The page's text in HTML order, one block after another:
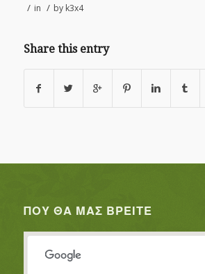
/ in / by k3x4
Share this entry
ΠΟΥ ΘΑ ΜΑΣ ΒΡΕΊΤΕ